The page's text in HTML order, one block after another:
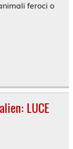
feroci o
LUCE